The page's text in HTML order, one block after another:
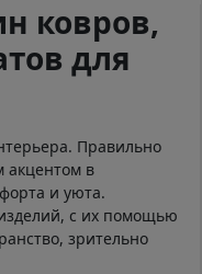
ковров,
для
Правильно
акцентом в
и уюта.
с их помощью
зрительно